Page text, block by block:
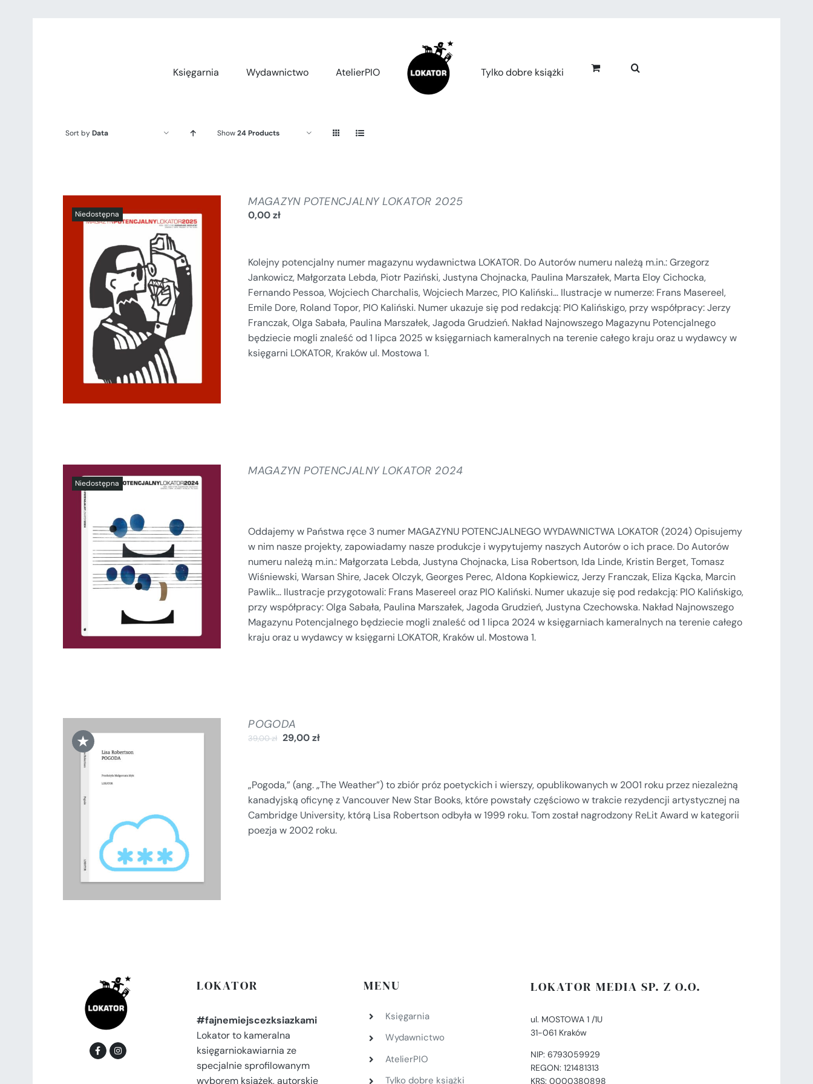
Księgarnia
Wydawnictwo AtelierPIO Tylko dobre książki
Sort byData Show24 Products
SZCZEGÓŁY
MAGAZYN POTENCJALNY LOKATOR 2025
0,00zł
Kolejny potencjalny numer magazynu wydawnictwa LOKATOR. Do Autorów numeru należą m.in.: Grzegorz
Jankowicz, Małgorzata Lebda, Piotr Paziński, Justyna Chojnacka, Paulina Marszałek, Marta Eloy Cichocka,
Fernando Pessoa, Wojciech Charchalis, Wojciech Marzec, PIO Kaliński... Ilustracje w numerze: Frans Masereel,
Emile Dore, Roland Topor, PIO Kaliński. Numer ukazuje się pod redakcją: PIO Kalińskigo, przy współpracy: Jerzy
Franczak, Olga Sabała, Paulina Marszałek, Jagoda Grudzień. Nakład Najnowszego Magazynu Potencjalnego
będziecie mogli znaleść od 1 lipca 2025 w księgarniach kameralnych na terenie całego kraju oraz u wydawcy w
księgarni LOKATOR, Kraków ul. Mostowa 1.
SZCZEGÓŁY
MAGAZYN POTENCJALNY LOKATOR 2024
Oddajemy w Państwa ręce 3 numer MAGAZYNU POTENCJALNEGO WYDAWNICTWA LOKATOR (2024) Opisujemy
w nim nasze projekty, zapowiadamy nasze produkcje i wypytujemy naszych Autorów o ich prace. Do Autorów
numeru należą m.in.: Małgorzata Lebda, Justyna Chojnacka, Lisa Robertson, Ida Linde, Kristin Berget, Tomasz
Wiśniewski, Warsan Shire, Jacek Olczyk, Georges Perec, Aldona Kopkiewicz, Jerzy Franczak, Eliza Kącka, Marcin
Pawlik... Ilustracje przygotowali: Frans Masereel oraz PIO Kaliński. Numer ukazuje się pod redakcją: PIO Kalińskigo,
przy współpracy: Olga Sabała, Paulina Marszałek, Jagoda Grudzień, Justyna Czechowska. Nakład Najnowszego
Magazynu Potencjalnego będziecie mogli znaleść od 1 lipca 2024 w księgarniach kameralnych na terenie całego
kraju oraz u wydawcy w księgarni LOKATOR, Kraków ul. Mostowa 1.
★
SZCZEGÓŁY
POGODA
39,00zł 29,00zł
„Pogoda,” (ang. „The Weather”) to zbiór próz poetyckich i wierszy, opublikowanych w 2001 roku przez niezależną
kanadyjską oficynę z Vancouver New Star Books, które powstały częściowo w trakcie rezydencji artystycznej na
Cambridge University, którą Lisa Robertson odbyła w 1999 roku. Tom został nagrodzony ReLit Award w kategorii
poezja w 2002 roku.
LOKATOR
#fajnemiejscezksiazkami
Lokator to kameralna
księgarniokawiarnia ze
specjalnie sprofilowanym
wyborem książek, autorskie
MENU
Księgarnia
Wydawnictwo
AtelierPIO
Tylko dobre książki
LOKATOR MEDIA SP. Z O.O.
ul. MOSTOWA 1 /1U
31-061 Kraków
NIP: 6793059929
REGON: 121481313
KRS: 0000380898